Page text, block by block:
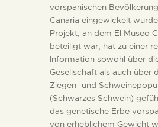
vorspanischen
Canaria eingewickelt
Projekt, an dem El Museo
beteiligt war, hat zu einer
Information sowohl über
Gesellschaft als auch über
Ziegen- und
(Schwarzes Schwein)
das genetische Erbe
von erheblichem Gewicht